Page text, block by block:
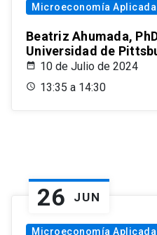
Microeconomía Aplicada
Beatriz Ahumada,
Universidad de
10 de Julio de 2024
13:35 a 14:30
26 JUN
Microeconomía Aplicada